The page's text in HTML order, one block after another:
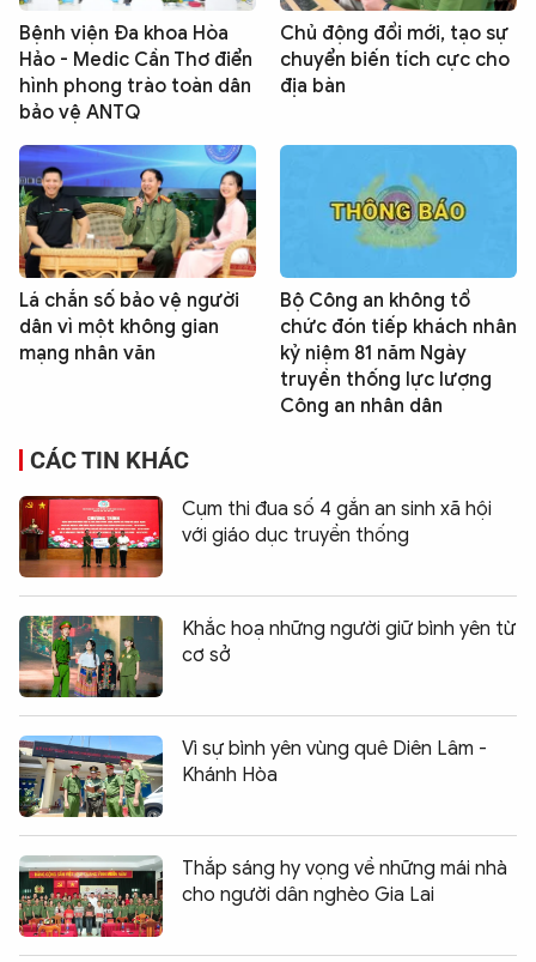
Bệnh viện Đa khoa Hòa
Hảo - Medic Cần Thơ điển
hình phong trào toàn dân
bảo vệ ANTQ
Chủ động đổi mới, tạo sự
chuyển biến tích cực cho
địa bàn
Lá chắn số bảo vệ người
dân vì một không gian
mạng nhân văn
Bộ Công an không tổ
chức đón tiếp khách nhân
kỷ niệm 81 năm Ngày
truyền thống lực lượng
Công an nhân dân
CÁC TIN KHÁC
Cụm thi đua số 4 gắn an sinh xã hội
với giáo dục truyền thống
Khắc hoạ những người giữ bình yên từ
cơ sở
Vì sự bình yên vùng quê Diên Lâm -
Khánh Hòa
Thắp sáng hy vọng về những mái nhà
cho người dân nghèo Gia Lai